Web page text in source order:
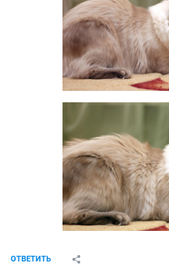
ОТВЕТИТЬ